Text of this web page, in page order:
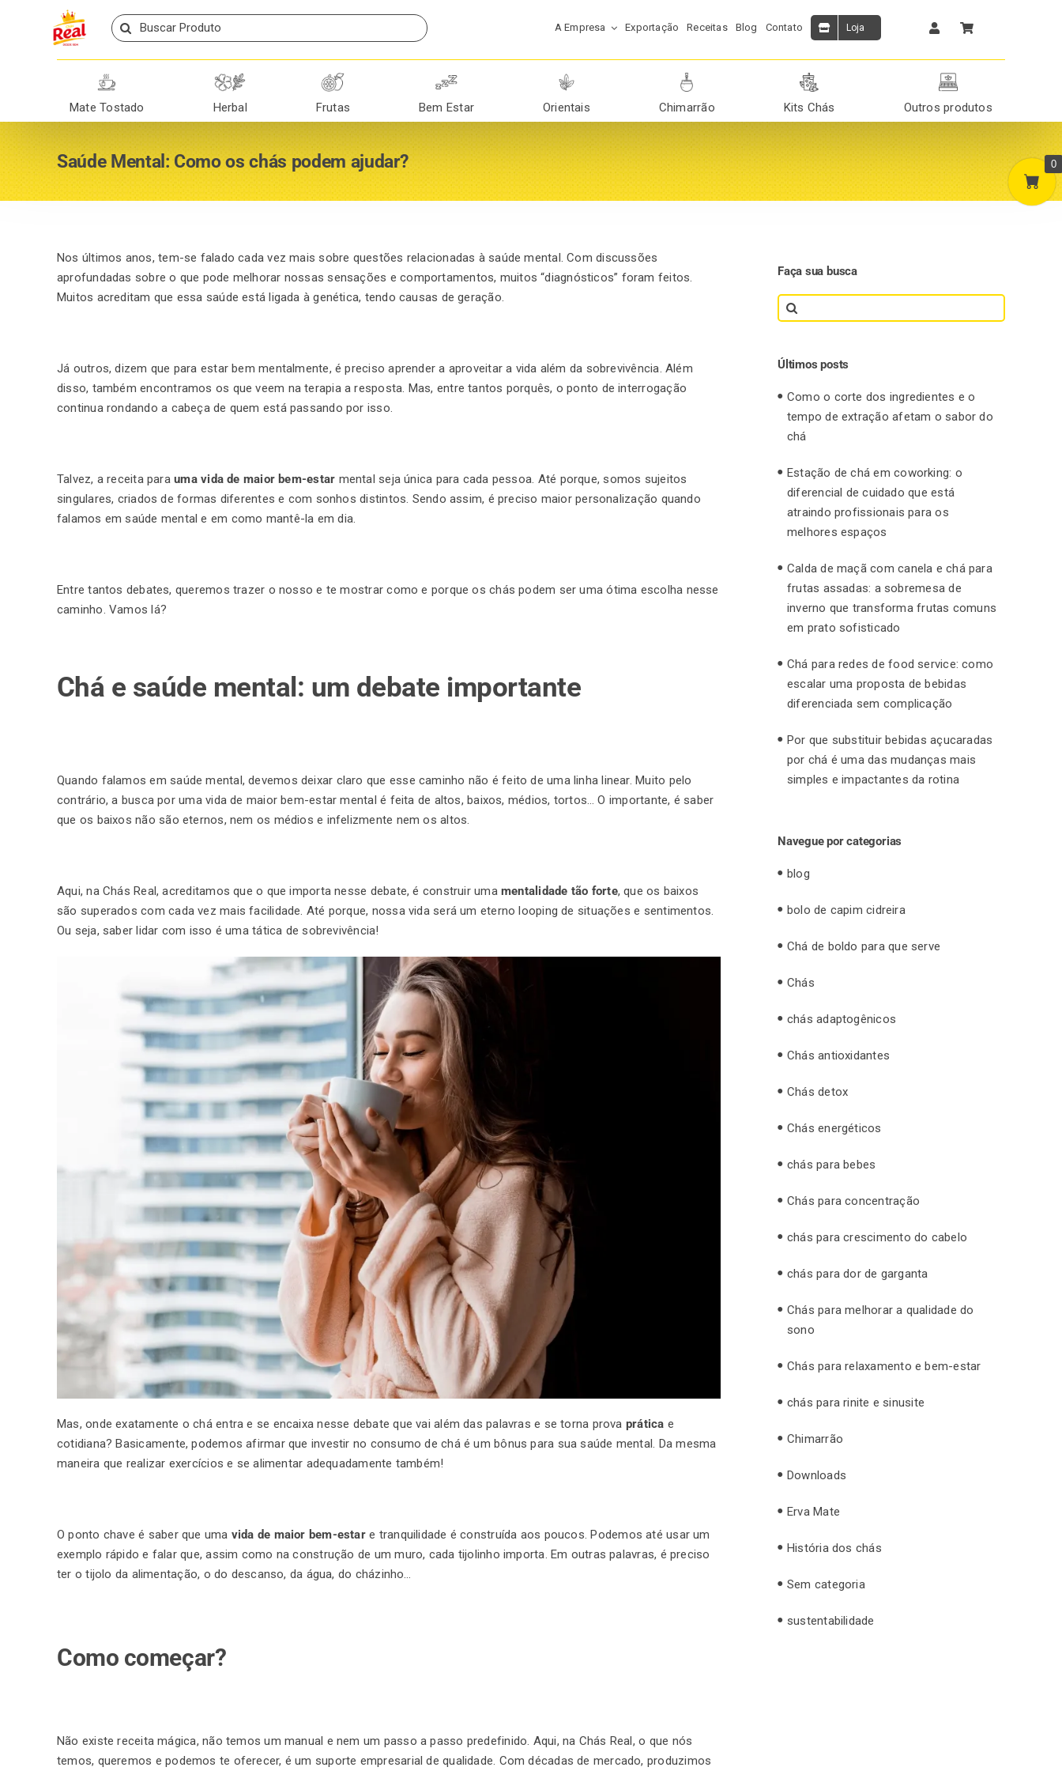
Search
for:
A Empresa Exportação Receitas Blog Contato Loja
Mate Tostado Herbal Frutas Bem Estar Orientais Chimarrão Kits Chás Outros produtos
Saúde Mental: Como os chás podem ajudar?
Nos últimos anos, tem-se falado cada vez mais sobre questões relacionadas à saúde mental. Com discussões
aprofundadas sobre o que pode melhorar nossas sensações e comportamentos, muitos “diagnósticos” foram feitos.
Muitos acreditam que essa saúde está ligada à genética, tendo causas de geração.
Já outros, dizem que para estar bem mentalmente, é preciso aprender a aproveitar a vida além da sobrevivência. Além
disso, também encontramos os que veem na terapia a resposta. Mas, entre tantos porquês, o ponto de interrogação
continua rondando a cabeça de quem está passando por isso.
Talvez, a receita parauma vida de maior bem-estar mental seja única para cada pessoa. Até porque, somos sujeitos
singulares, criados de formas diferentes e com sonhos distintos. Sendo assim, é preciso maior personalização quando
falamos em saúde mental e em como mantê-la em dia.
Entre tantos debates, queremos trazer o nosso e te mostrar como e porque os chás podem ser uma ótima escolha nesse
caminho. Vamos lá?
Chá e saúde mental: um debate importante
Quando falamos em saúde mental, devemos deixar claro que esse caminho não é feito de uma linha linear. Muito pelo
contrário, a busca por uma vida de maior bem-estar mental é feita de altos, baixos, médios, tortos… O importante, é saber
que os baixos não são eternos, nem os médios e infelizmente nem os altos.
Aqui, na Chás Real, acreditamos que o que importa nesse debate, é construir uma mentalidade tão forte, que os baixos
são superados com cada vez mais facilidade. Até porque, nossa vida será um eterno looping de situações e sentimentos.
Ou seja, saber lidar com isso é uma tática de sobrevivência!
Mas, onde exatamente o chá entra e se encaixa nesse debate que vai além das palavras e se torna prova prática e
cotidiana? Basicamente, podemos afirmar que investir no consumo de chá é um bônus para sua saúde mental. Da mesma
maneira que realizar exercícios e se alimentar adequadamente também!
O ponto chave é saber que uma vida de maior bem-estare tranquilidade é construída aos poucos. Podemos até usar um
exemplo rápido e falar que, assim como na construção de um muro, cada tijolinho importa. Em outras palavras, é preciso
ter o tijolo da alimentação, o do descanso, da água, do cházinho…
Como começar?
Não existe receita mágica, não temos um manual e nem um passo a passo predefinido. Aqui, na Chás Real, o que nós
temos, queremos e podemos te oferecer, é um suporte empresarial de qualidade. Com décadas de mercado, produzimos
Faça sua busca
Search
for:
Últimos posts
Como o corte dos ingredientes e o
tempo de extração afetam o sabor do
chá
Estação de chá em coworking: o
diferencial de cuidado que está
atraindo profissionais para os
melhores espaços
Calda de maçã com canela e chá para
frutas assadas: a sobremesa de
inverno que transforma frutas comuns
em prato sofisticado
Chá para redes de food service: como
escalar uma proposta de bebidas
diferenciada sem complicação
Por que substituir bebidas açucaradas
por chá é uma das mudanças mais
simples e impactantes da rotina
Navegue por categorias
blog
bolo de capim cidreira
Chá de boldo para que serve
Chás
chás adaptogênicos
Chás antioxidantes
Chás detox
Chás energéticos
chás para bebes
Chás para concentração
chás para crescimento do cabelo
chás para dor de garganta
Chás para melhorar a qualidade do
sono
Chás para relaxamento e bem-estar
chás para rinite e sinusite
Chimarrão
Downloads
Erva Mate
História dos chás
Sem categoria
sustentabilidade
0